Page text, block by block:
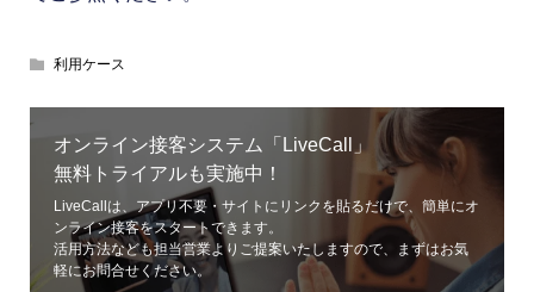
利用ケース
オンライン接客システム「LiveCall」
無料トライアルも実施中！
LiveCallは、アプリ不要・サイトにリンクを貼るだけで、簡単にオ
ンライン接客をスタートできます。
活用方法なども担当営業よりご提案いたしますので、まずはお気
軽にお問合せください。